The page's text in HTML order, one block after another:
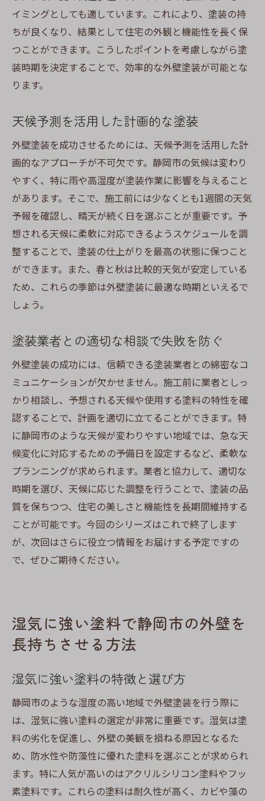
イミングとしても適しています。これにより、塗装の持
ちが良くなり、結果として住宅の外観と機能性を長く保
つことができます。こうしたポイントを考慮しながら塗
装時期を決定することで、効率的な外壁塗装が可能とな
ります。
天候予測を活用した計画的な塗装
外壁塗装を成功させるためには、天候予測を活用した計
画的なアプローチが不可欠です。静岡市の気候は変わり
やすく、特に雨や高湿度が塗装作業に影響を与えること
があります。そこで、施工前には少なくとも1週間の天気
予報を確認し、晴天が続く日を選ぶことが重要です。予
想される天候に柔軟に対応できるようスケジュールを調
整することで、塗装の仕上がりを最高の状態に保つこと
ができます。また、春と秋は比較的天気が安定している
ため、これらの季節は外壁塗装に最適な時期といえるで
しょう。
塗装業者との適切な相談で失敗を防ぐ
外壁塗装の成功には、信頼できる塗装業者との綿密なコ
ミュニケーションが欠かせません。施工前に業者としっ
かり相談し、予想される天候や使用する塗料の特性を確
認することで、計画を適切に立てることができます。特
に静岡市のような天候が変わりやすい地域では、急な天
候変化に対応するための予備日を設定するなど、柔軟な
プランニングが求められます。業者と協力して、適切な
時期を選び、天候に応じた調整を行うことで、塗装の品
質を保ちつつ、住宅の美しさと機能性を長期間維持する
ことが可能です。今回のシリーズはこれで終了します
が、次回はさらに役立つ情報をお届けする予定ですの
で、ぜひご期待ください。
湿気に強い塗料で静岡市の外壁を
長持ちさせる方法
湿気に強い塗料の特徴と選び方
静岡市のような湿度の高い地域で外壁塗装を行う際に
は、湿気に強い塗料の選定が非常に重要です。湿気は塗
料の劣化を促進し、外壁の美観を損ねる原因となるた
め、防水性や防藻性に優れた塗料を選ぶことが求められ
ます。特に人気が高いのはアクリルシリコン塗料やフッ
素塗料です。これらの塗料は耐久性が高く、カビや藻の